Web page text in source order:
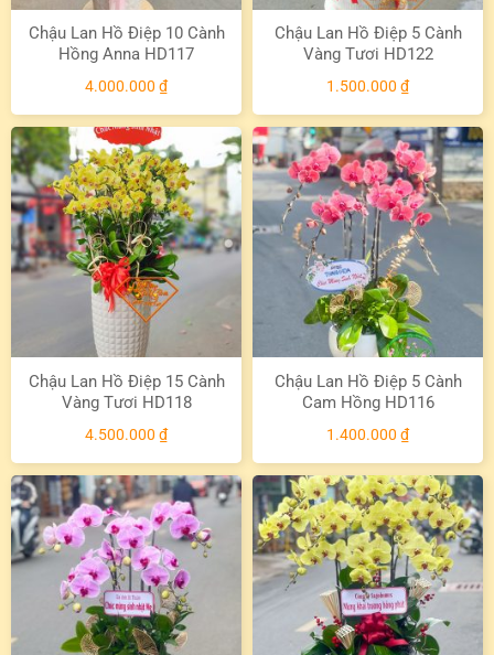
Chậu Lan Hồ Điệp 10 Cành
Hồng Anna HD117
4.000.000 ₫
Chậu Lan Hồ Điệp 5 Cành
Vàng Tươi HD122
1.500.000 ₫
Chậu Lan Hồ Điệp 15 Cành
Vàng Tươi HD118
4.500.000 ₫
Chậu Lan Hồ Điệp 5 Cành
Cam Hồng HD116
1.400.000 ₫